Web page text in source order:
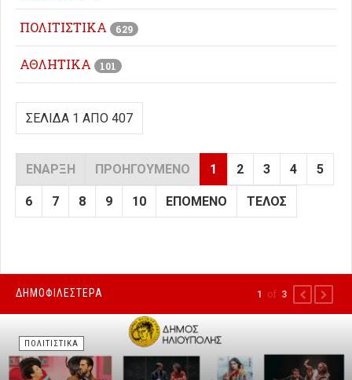
ΠΟΛΙΤΙΣΤΙΚΑ 629
ΑΘΛΗΤΙΚΑ 101
ΣΕΛΊΔΑ 1 ΑΠΌ 407
ΈΝΑΡΞΗ ΠΡΟΗΓΟΎΜΕΝΟ 1 2 3 4 5
6 7 8 9 10 ΕΠΌΜΕΝΟ ΤΈΛΟΣ
ΔΗΜΟΦΙΛΕΣΤΕΡΑ
ΠΟΛΙΤΙΣΤΙΚΑ
1 of 3 PREVIOUS
NEXT